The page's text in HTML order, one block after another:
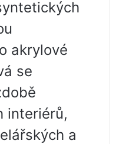
akrylové
se
interiérů,
a